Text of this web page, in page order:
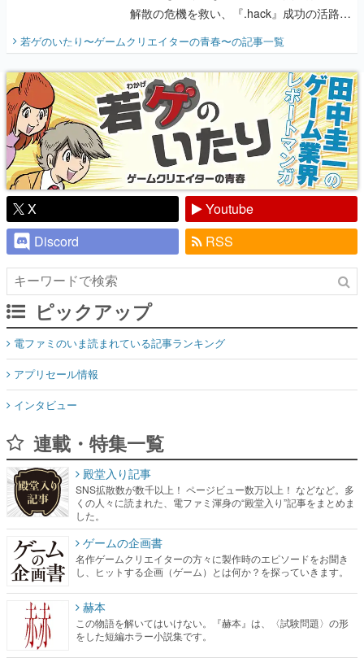
解散の危機を救い、『.hack』成功の活路を
開く。業界の快男児・松山 洋に流れる血は
『少年ジャンプ』色だった【若ゲのいた
り】
若ゲのいたり〜ゲームクリエイターの青春〜の記事一覧
X
Youtube
Discord
RSS
ピックアップ
電ファミのいま読まれている記事ランキング
アプリセール情報
インタビュー
連載・特集一覧
殿堂入り記事
SNS拡散数が数千以上！ ページビュー数万以上！ などなど。多
くの人々に読まれた、電ファミ渾身の“殿堂入り”記事をまとめま
した。
ゲームの企画書
名作ゲームクリエイターの方々に製作時のエピソードをお聞き
し、ヒットする企画（ゲーム）とは何か？を探っていきます。
赫本
この物語を解いてはいけない。『赫本』は、〈試験問題〉の形
をした短編ホラー小説集です。